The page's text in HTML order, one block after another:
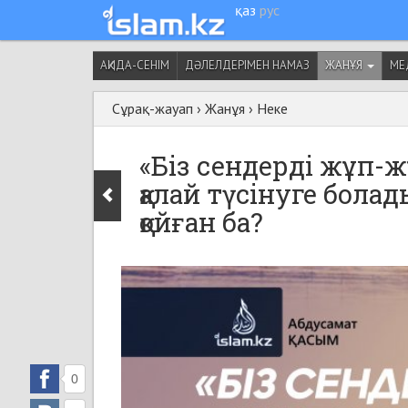
қаз рус
АҚИДА-СЕНІМ ДӘЛЕЛДЕРІМЕН НАМАЗ ЖАНҰЯ
Сұрақ-жауап › Жанұя › Неке
«Біз сендерді жұп-
қалай түсінуге
қойған ба?
0